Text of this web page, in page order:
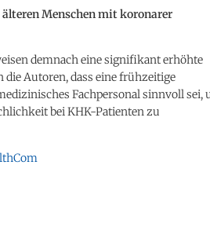
Menschen mit koronarer
demnach eine signifikant erhöhte
die Autoren, dass eine frühzeitige
Fachpersonal sinnvoll sei,
bei KHK-Patienten zu